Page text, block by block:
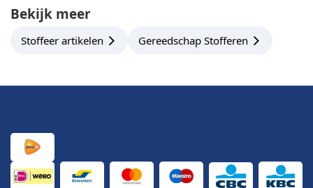
Bekijk meer
Stoffeer artikelen Gereedschap Stofferen